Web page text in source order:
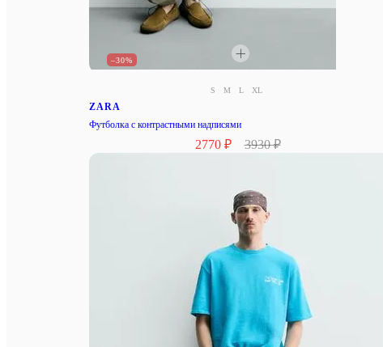
–30%
S M L XL
ZARA
Футболка с контрастными надписями
2770 ₽ 3930 ₽